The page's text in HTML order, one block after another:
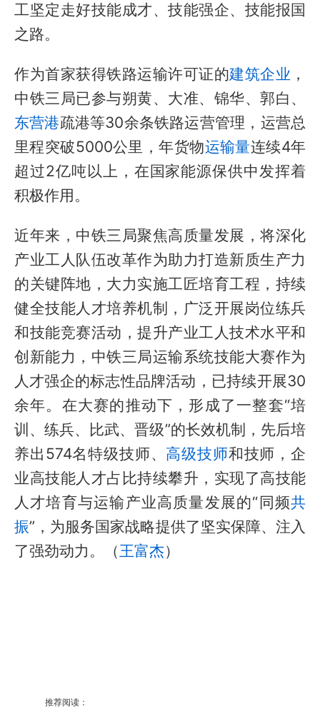
工坚定走好技能成才、技能强企、技能报国
之路。
作为首家获得铁路运输许可证的建筑企业 ，
中铁三局已参与朔黄、大准、锦华、郭白、
东营港疏港等30余条铁路运营管理 ，运营总
里程突破5000公里，年货物运输量连续4年
超过2亿吨以上，在国家能源保供中发挥着
积极作用。
近年来，中铁三局聚焦高质量发展 ，将深化
产业工人队伍改革作为助力打造新质生产力
的关键阵地，大力实施工匠培育工程，持续
健全技能人才培养机制，广泛开展岗位练兵
和技能竞赛活动，提升产业工人技术水平和
创新能力，中铁三局运输系统技能大赛作为
人才强企的标志性品牌活动，已持续开展30
余年。在大赛的推动下，形成了一整套“培
训、练兵、比武、晋级”的长效机制，先后培
养出574名特级技师、 高级技师和技师，企
业高技能人才占比持续攀升，实现了高技能
人才培育与运输产业高质量发展的“同频共
振”，为服务国家战略提供了坚实保障、注入
了强劲动力。（王富杰）
推荐阅读：